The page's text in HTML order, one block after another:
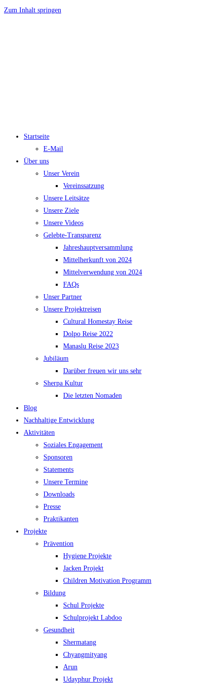
Zum Inhalt springen
Startseite
E-Mail
Über uns
Unser Verein
Vereinssatzung
Unsere Leitsätze
Unsere Ziele
Unsere Videos
Gelebte-Transparenz
Jahreshauptversammlung
Mittelherkunft von 2024
Mittelverwendung von 2024
FAQs
Unser Partner
Unsere Projektreisen
Cultural Homestay Reise
Dolpo Reise 2022
Manaslu Reise 2023
Jubiläum
Darüber freuen wir uns sehr
Sherpa Kultur
Die letzten Nomaden
Blog
Nachhaltige Entwicklung
Aktivitäten
Soziales Engagement
Sponsoren
Statements
Unsere Termine
Downloads
Presse
Praktikanten
Projekte
Prävention
Hygiene Projekte
Jacken Projekt
Children Motivation Programm
Bildung
Schul Projekte
Schulprojekt Labdoo
Gesundheit
Shermatang
Chyangmityang
Arun
Udayphur Projekt